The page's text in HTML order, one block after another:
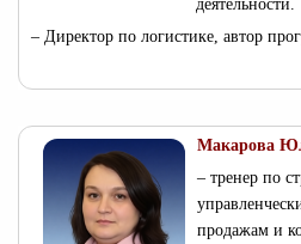
деятельности.
– Директор по логистике, автор
Макарова
– тренер по
продажам и